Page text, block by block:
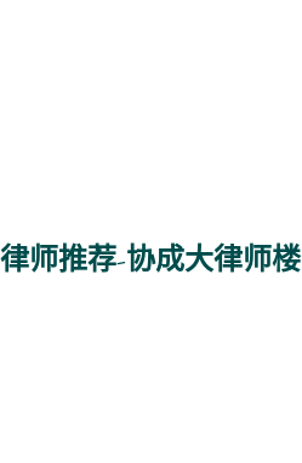
师推荐-协成大律师楼